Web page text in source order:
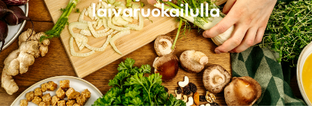
laivaruokailulla